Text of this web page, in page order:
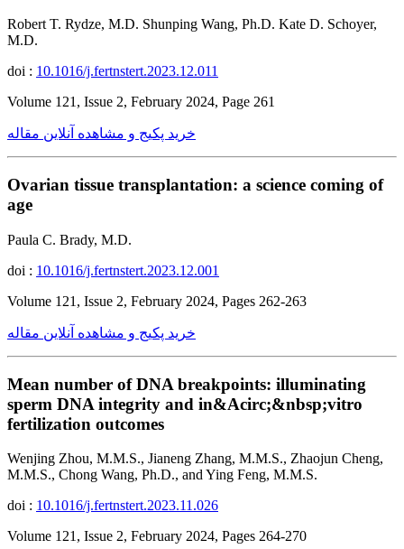
Robert T. Rydze, M.D. Shunping Wang, Ph.D. Kate D. Schoyer,
M.D.
doi : 10.1016/j.fertnstert.2023.12.011
Volume 121, Issue 2, February 2024, Page 261
خرید پکیج و مشاهده آنلاین مقاله
Ovarian tissue transplantation: a science coming of
age
Paula C. Brady, M.D.
doi : 10.1016/j.fertnstert.2023.12.001
Volume 121, Issue 2, February 2024, Pages 262-263
خرید پکیج و مشاهده آنلاین مقاله
Mean number of DNA breakpoints: illuminating
sperm DNA integrity and in&Acirc;&nbsp;vitro
fertilization outcomes
Wenjing Zhou, M.M.S., Jianeng Zhang, M.M.S., Zhaojun Cheng,
M.M.S., Chong Wang, Ph.D., and Ying Feng, M.M.S.
doi : 10.1016/j.fertnstert.2023.11.026
Volume 121, Issue 2, February 2024, Pages 264-270